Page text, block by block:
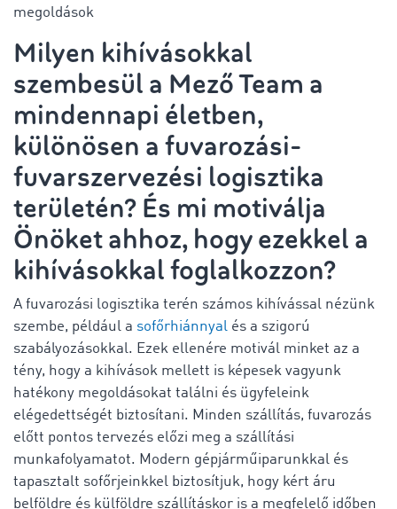
megoldások
Milyen kihívásokkal
szembesül a Mező Team a
mindennapi életben,
különösen a fuvarozási-
fuvarszervezési logisztika
területén? És mi motiválja
Önöket ahhoz, hogy ezekkel a
kihívásokkal foglalkozzon?
A fuvarozási logisztika terén számos kihívással nézünk
szembe, például a sofőrhiánnyal és a szigorú
szabályozásokkal. Ezek ellenére motivál minket az a
tény, hogy a kihívások mellett is képesek vagyunk
hatékony megoldásokat találni és ügyfeleink
elégedettségét biztosítani. Minden szállítás, fuvarozás
előtt pontos tervezés előzi meg a szállítási
munkafolyamatot. Modern gépjárműiparunkkal és
tapasztalt sofőrjeinkkel biztosítjuk, hogy kért áru
belföldre és külföldre szállításkor is a megfelelő időben